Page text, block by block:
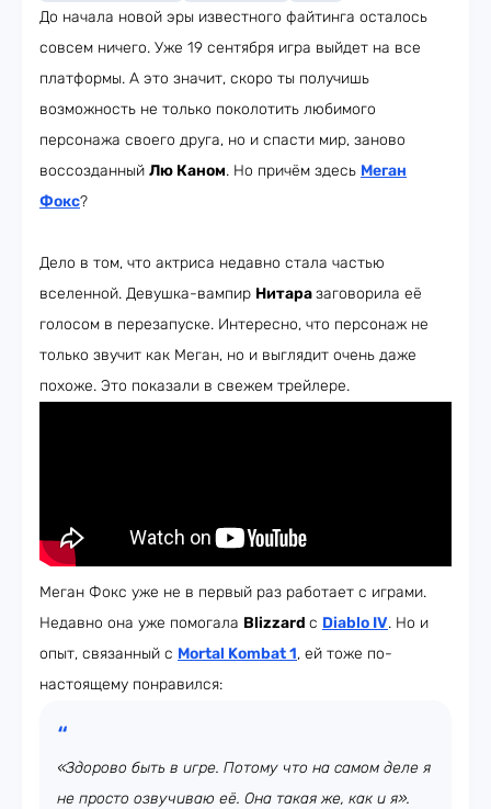
До начала новой эры известного файтинга осталось
совсем ничего. Уже 19 сентября игра выйдет на все
платформы. А это значит, скоро ты получишь
возможность не только поколотить любимого
персонажа своего друга, но и спасти мир, заново
воссозданный Лю Каном. Но причём здесь Меган
Фокс?
Дело в том, что актриса недавно стала частью
вселенной. Девушка-вампир Нитаразаговорила её
голосом в перезапуске. Интересно, что персонаж не
только звучит как Меган, но и выглядит очень даже
похоже. Это показали в свежем трейлере.
Меган Фокс уже не в первый раз работает с играми.
Недавно она уже помогала Blizzard с Diablo IV. Но и
опыт, связанный с Mortal Kombat 1, ей тоже по-
настоящему понравился:
«Здорово быть в игре. Потому что на самом деле я
не просто озвучиваю её. Она такая же, как и я».